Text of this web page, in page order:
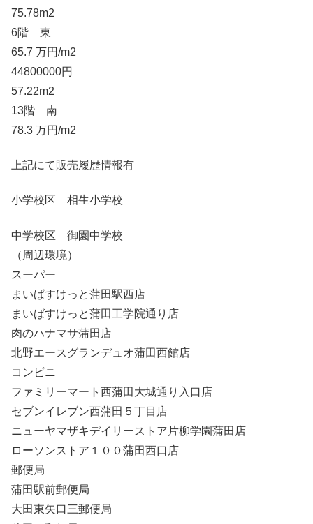
75.78m2
6階 東
65.7 万円/m2
44800000円
57.22m2
13階 南
78.3 万円/m2
上記にて販売履歴情報有
小学校区 相生小学校
中学校区 御園中学校
（周辺環境）
スーパー
まいばすけっと蒲田駅西店
まいばすけっと蒲田工学院通り店
肉のハナマサ蒲田店
北野エースグランデュオ蒲田西館店
コンビニ
ファミリーマート西蒲田大城通り入口店
セブンイレブン西蒲田５丁目店
ニューヤマザキデイリーストア片柳学園蒲田店
ローソンストア１００蒲田西口店
郵便局
蒲田駅前郵便局
大田東矢口三郵便局